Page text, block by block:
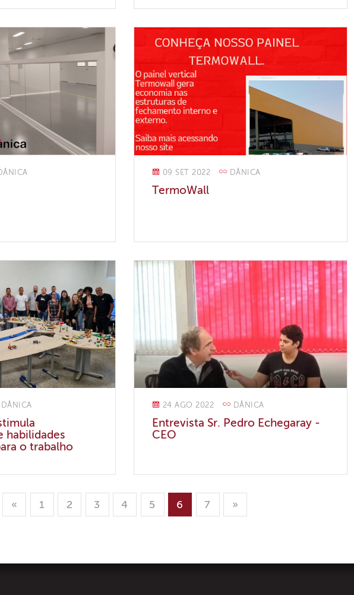
DÂNICA 09 SET 2022 DÂNICA
TermoWall
DÂNICA
habilidades
o trabalho
24 AGO 2022 DÂNICA
Entrevista Sr. Pedro Echegaray -
CEO
« 1 2 3 4 5 6 7 »